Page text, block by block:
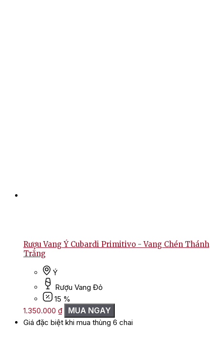
Rượu Vang Ý Cubardi Primitivo - Vang Chén Thánh
Trắng
Ý
Rượu Vang Đỏ
15 %
1.350.000 ₫ MUA NGAY
Giá đặc biệt khi mua thùng 6 chai